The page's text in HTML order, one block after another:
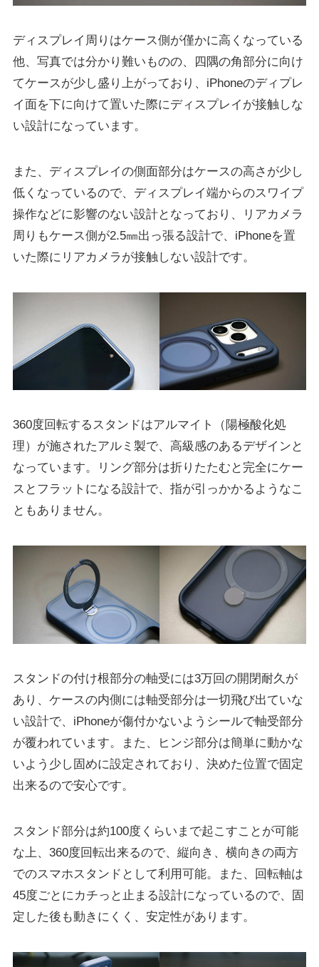
ディスプレイ周りはケース側が僅かに高くなっている
他、写真では分かり難いものの、四隅の角部分に向け
てケースが少し盛り上がっており、iPhoneのディプレ
イ面を下に向けて置いた際にディスプレイが接触しな
い設計になっています。
また、ディスプレイの側面部分はケースの高さが少し
低くなっているので、ディスプレイ端からのスワイプ
操作などに影響のない設計となっており、リアカメラ
周りもケース側が2.5㎜出っ張る設計で、iPhoneを置
いた際にリアカメラが接触しない設計です。
360度回転するスタンドはアルマイト（陽極酸化処
理）が施されたアルミ製で、高級感のあるデザインと
なっています。リング部分は折りたたむと完全にケー
スとフラットになる設計で、指が引っかかるようなこ
ともありません。
スタンドの付け根部分の軸受には3万回の開閉耐久が
あり、ケースの内側には軸受部分は一切飛び出ていな
い設計で、iPhoneが傷付かないようシールで軸受部分
が覆われています。また、ヒンジ部分は簡単に動かな
いよう少し固めに設定されており、決めた位置で固定
出来るので安心です。
スタンド部分は約100度くらいまで起こすことが可能
な上、360度回転出来るので、縦向き、横向きの両方
でのスマホスタンドとして利用可能。また、回転軸は
45度ごとにカチっと止まる設計になっているので、固
定した後も動きにくく、安定性があります。